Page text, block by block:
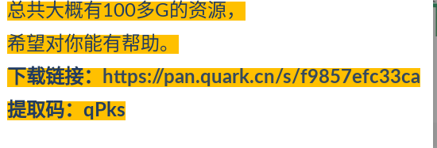
卡通炫彩安全教育防暴力校园防欺凌
主题班会PPT模板下载
模板下载
2022-07-30 373 10 源码币
模板下载
模板下载
总共大概有100多G的资源，
希望对你能有帮助。
下载链接：
https://pan.quark.cn/s/f9857efc33ca
提取码：qPks